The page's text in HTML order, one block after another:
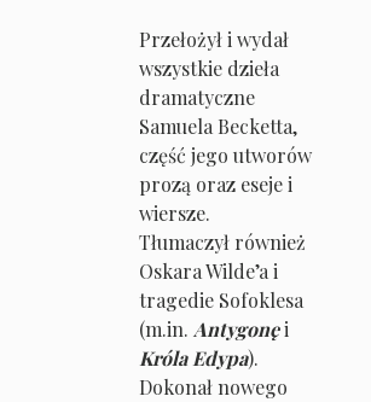
Przełożył i wydał
wszystkie dzieła
dramatyczne
Samuela Becketta,
część jego utworów
prozą oraz eseje i
wiersze.
Tłumaczył również
Oskara Wilde’a i
tragedie Sofoklesa
(m.in. Antygonęi
Króla Edypa).
Dokonał nowego